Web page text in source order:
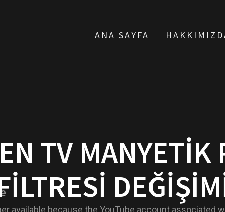
ANA SAYFA
TV MANYETIK